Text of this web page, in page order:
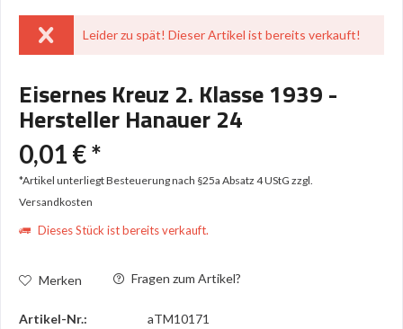
Leider zu spät! Dieser Artikel ist bereits verkauft!
Eisernes Kreuz 2. Klasse 1939 -
Hersteller Hanauer 24
0,01 € *
*Artikel unterliegt Besteuerung nach §25a Absatz 4 UStG zzgl.
Versandkosten
Dieses Stück ist bereits verkauft.
Merken Fragen zum Artikel?
Artikel-Nr.: aTM10171